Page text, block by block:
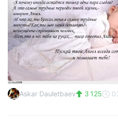
Askar Dauletbaev 3 125